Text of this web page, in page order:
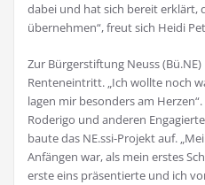
dabei und hat sich bereit erklärt,
übernehmen“, freut sich Heidi
Zur Bürgerstiftung Neuss
Renteneintritt. „Ich wollte noch
lagen mir besonders am
Roderigo und anderen
baute das NE.ssi-Projekt auf.
Anfängen war, als mein erstes
erste eins präsentierte und ich